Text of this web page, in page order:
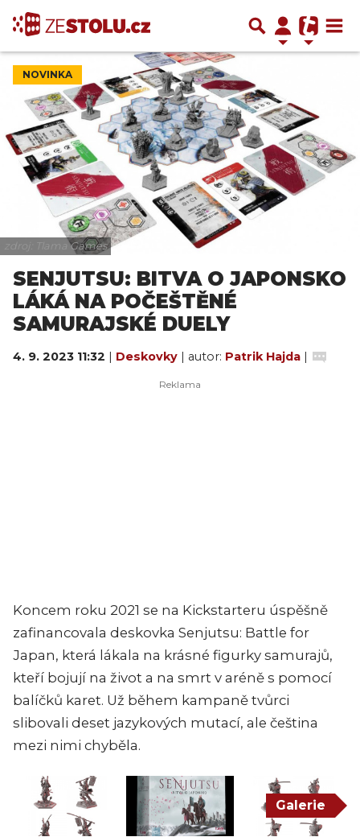
NOVINKA
zdroj: Tlama Games
SENJUTSU: BITVA O JAPONSKO
LÁKÁ NA POČEŠTĚNÉ
SAMURAJSKÉ DUELY
4. 9. 2023 11:32 | Deskovky | autor: Patrik Hajda |
Koncem roku 2021 se na Kickstarteru úspěšně
zafinancovala deskovka Senjutsu: Battle for
Japan, která lákala na krásné figurky samurajů,
kteří bojují na život a na smrt v aréně s pomocí
balíčků karet. Už během kampaně tvůrci
slibovali deset jazykových mutací, ale čeština
mezi nimi chyběla.
Galerie